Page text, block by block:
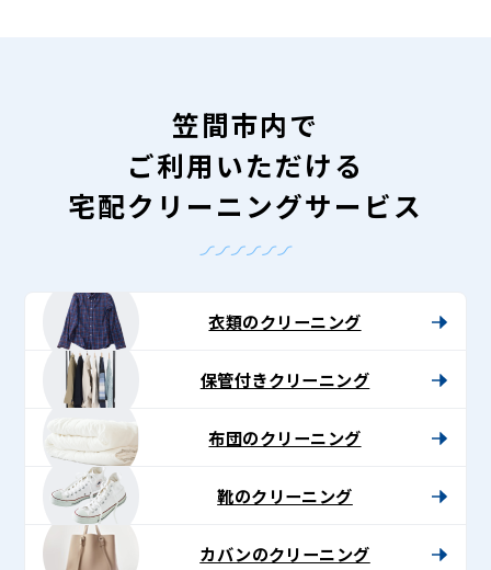
笠間市内で
ご利用いただける
宅配クリーニングサービス
衣類のクリーニング
保管付きクリーニング
布団のクリーニング
靴のクリーニング
カバンのクリーニング